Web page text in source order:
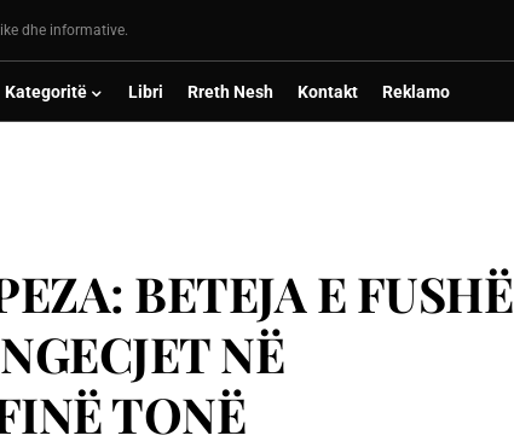
dhe informative.
Kategoritë Libri Rreth Nesh Kontakt Reklamo
BETEJA E FUSHË
NË
TONË